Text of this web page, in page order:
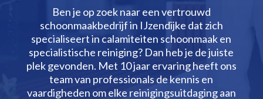
Ben je op zoek naar een vertrouwd
schoonmaakbedrijf in IJzendijke dat zich
specialiseert in calamiteiten schoonmaak en
specialistische reiniging? Dan heb je de juiste
plek gevonden.​ Met 10 jaar ervaring heeft ons
team van professionals de kennis en
vaardigheden om elke reinigingsuitdaging aan